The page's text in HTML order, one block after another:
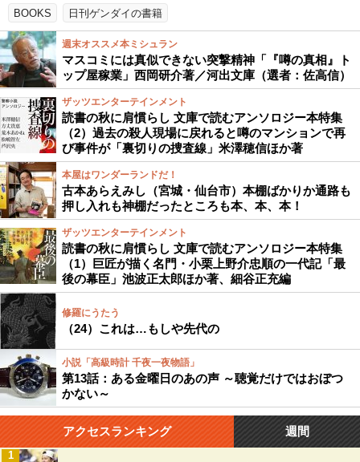
BOOKS 日刊ゲンダイの書籍
週末オススメ本ミシュラン
マスコミには真似できない突撃精神「『噂の真相』ト
ップ屋稼業」西岡研介著／河出文庫（選者：佐高信）
ザッツエンターテインメント
読書の秋に肩慣らし 文庫で読むアンソロジー本特集
（2）過去の殺人現場に戻れると噂のマンションで再
び事件が「裏切りの捜査線」米澤穂信ほか著
本屋はワンダーランドだ！
古本あらえみし（宮城・仙台市）本棚ばかりか通路も
押し入れも神棚だったところも本、本、本！
ザッツエンターテインメント
読書の秋に肩慣らし 文庫で読むアンソロジー本特集
（1）巨匠が描く名門・小栗上野介忠順の一代記「最
後の幕臣」池波正太郎ほか著、細谷正充編
修羅にうたう
（24）これは…もしや先代の
小説「高級時計 千夜一夜物語」
第13話：ある金曜日のあの声 ～聴覚だけではおぼつ
かない～
アクセスランキング 週間
1